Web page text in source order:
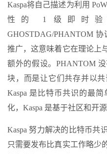
Kaspa将自己描述为利用
性的 1 级即时
GHOSTDAG/PHANTOM
推广，这意味着它在理论上
额外的假设。PHANTOM
块，而是让它们共存并以共
Kaspa 是比特币共识的最
化，Kaspa 是基于社区和开源
Kaspa 努力解决的比特币共
只需要发布比真实工作略少